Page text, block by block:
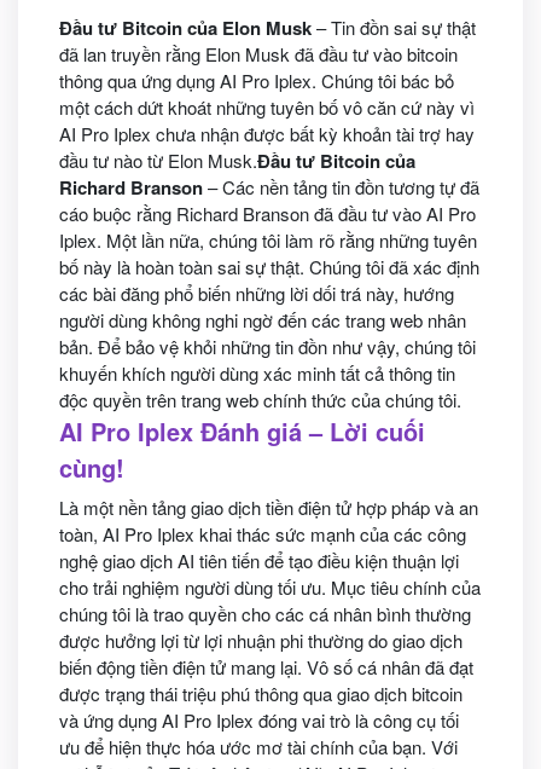
Đầu tư Bitcoin của Elon Musk– Tin đồn sai sự thật
đã lan truyền rằng Elon Musk đã đầu tư vào bitcoin
thông qua ứng dụng AI Pro Iplex. Chúng tôi bác bỏ
một cách dứt khoát những tuyên bố vô căn cứ này vì
AI Pro Iplex chưa nhận được bất kỳ khoản tài trợ hay
đầu tư nào từ Elon Musk.Đầu tư Bitcoin của
Richard Branson– Các nền tảng tin đồn tương tự đã
cáo buộc rằng Richard Branson đã đầu tư vào AI Pro
Iplex. Một lần nữa, chúng tôi làm rõ rằng những tuyên
bố này là hoàn toàn sai sự thật. Chúng tôi đã xác định
các bài đăng phổ biến những lời dối trá này, hướng
người dùng không nghi ngờ đến các trang web nhân
bản. Để bảo vệ khỏi những tin đồn như vậy, chúng tôi
khuyến khích người dùng xác minh tất cả thông tin
độc quyền trên trang web chính thức của chúng tôi.
AI Pro Iplex Đánh giá – Lời cuối
cùng!
Là một nền tảng giao dịch tiền điện tử hợp pháp và an
toàn, AI Pro Iplex khai thác sức mạnh của các công
nghệ giao dịch AI tiên tiến để tạo điều kiện thuận lợi
cho trải nghiệm người dùng tối ưu. Mục tiêu chính của
chúng tôi là trao quyền cho các cá nhân bình thường
được hưởng lợi từ lợi nhuận phi thường do giao dịch
biến động tiền điện tử mang lại. Vô số cá nhân đã đạt
được trạng thái triệu phú thông qua giao dịch bitcoin
và ứng dụng AI Pro Iplex đóng vai trò là công cụ tối
ưu để hiện thực hóa ước mơ tài chính của bạn. Với